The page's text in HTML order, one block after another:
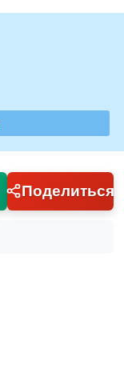
Поделиться